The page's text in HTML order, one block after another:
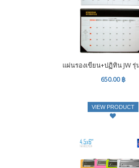
แผ่นรองเขียน+ปฏิทิน JW รุ่
650.00 ฿
VIEW PRODUCT